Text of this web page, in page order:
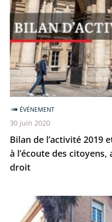
2019
et
de
la
crise
sanitaire
:
à
l’écoute
des
citoyens,
au
l’État
Bilan de l’activité 2019
à l’écoute des citoyens,
droit
ÉVÉNEMENT
30 juin 2020
Création
d’une